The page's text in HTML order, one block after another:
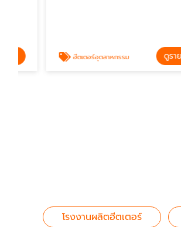
ฮีตเตอร์อุตสาหกรรม ดูรายละเอียด
โรงงานผลิตฮีตเตอร์